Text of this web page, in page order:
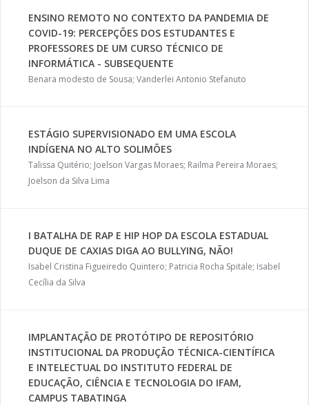
ENSINO REMOTO NO CONTEXTO DA PANDEMIA DE
COVID-19: PERCEPÇÕES DOS ESTUDANTES E
PROFESSORES DE UM CURSO TÉCNICO DE
INFORMÁTICA - SUBSEQUENTE
Benara modesto de Sousa; Vanderlei Antonio Stefanuto
ESTÁGIO SUPERVISIONADO EM UMA ESCOLA
INDÍGENA NO ALTO SOLIMÕES
Talissa Quitério; Joelson Vargas Moraes; Railma Pereira Moraes;
Joelson da Silva Lima
I BATALHA DE RAP E HIP HOP DA ESCOLA ESTADUAL
DUQUE DE CAXIAS DIGA AO BULLYING, NÃO!
Isabel Cristina Figueiredo Quintero; Patricia Rocha Spitale; Isabel
Cecília da Silva
IMPLANTAÇÃO DE PROTÓTIPO DE REPOSITÓRIO
INSTITUCIONAL DA PRODUÇÃO TÉCNICA-CIENTÍFICA
E INTELECTUAL DO INSTITUTO FEDERAL DE
EDUCAÇÃO, CIÊNCIA E TECNOLOGIA DO IFAM,
CAMPUS TABATINGA